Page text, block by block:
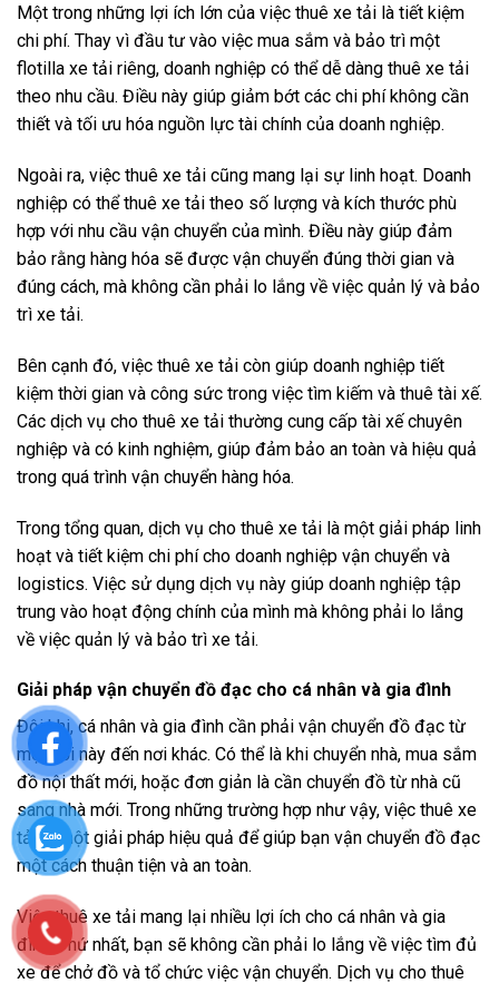
Một trong những lợi ích lớn của việc thuê xe tải là tiết kiệm
chi phí. Thay vì đầu tư vào việc mua sắm và bảo trì một
flotilla xe tải riêng, doanh nghiệp có thể dễ dàng thuê xe tải
theo nhu cầu. Điều này giúp giảm bớt các chi phí không cần
thiết và tối ưu hóa nguồn lực tài chính của doanh nghiệp.
Ngoài ra, việc thuê xe tải cũng mang lại sự linh hoạt. Doanh
nghiệp có thể thuê xe tải theo số lượng và kích thước phù
hợp với nhu cầu vận chuyển của mình. Điều này giúp đảm
bảo rằng hàng hóa sẽ được vận chuyển đúng thời gian và
đúng cách, mà không cần phải lo lắng về việc quản lý và bảo
trì xe tải.
Bên cạnh đó, việc thuê xe tải còn giúp doanh nghiệp tiết
kiệm thời gian và công sức trong việc tìm kiếm và thuê tài xế.
Các dịch vụ cho thuê xe tải thường cung cấp tài xế chuyên
nghiệp và có kinh nghiệm, giúp đảm bảo an toàn và hiệu quả
trong quá trình vận chuyển hàng hóa.
Trong tổng quan, dịch vụ cho thuê xe tải là một giải pháp linh
hoạt và tiết kiệm chi phí cho doanh nghiệp vận chuyển và
logistics. Việc sử dụng dịch vụ này giúp doanh nghiệp tập
trung vào hoạt động chính của mình mà không phải lo lắng
về việc quản lý và bảo trì xe tải.
Giải pháp vận chuyển đồ đạc cho cá nhân và gia đình
Đôi khi, cá nhân và gia đình cần phải vận chuyển đồ đạc từ
một nơi này đến nơi khác. Có thể là khi chuyển nhà, mua sắm
đồ nội thất mới, hoặc đơn giản là cần chuyển đồ từ nhà cũ
sang nhà mới. Trong những trường hợp như vậy, việc thuê xe
tải là một giải pháp hiệu quả để giúp bạn vận chuyển đồ đạc
một cách thuận tiện và an toàn.
Việc thuê xe tải mang lại nhiều lợi ích cho cá nhân và gia
đình. Thứ nhất, bạn sẽ không cần phải lo lắng về việc tìm đủ
xe để chở đồ và tổ chức việc vận chuyển. Dịch vụ cho thuê